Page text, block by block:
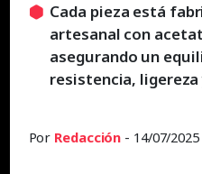
Cada pieza está
artesanal con
asegurando un
resistencia,
Por Redacción - 14/07/2025